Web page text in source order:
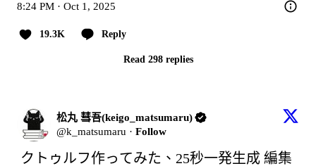
8:24 PM · Oct 1, 2025
19.3K Reply
Read 298 replies
松丸 彗吾(keigo_matsumaru)
@k_matsumaru · Follow
クトゥルフ作ってみた、25秒一発生成 編集